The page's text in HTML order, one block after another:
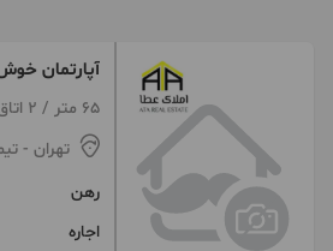
آپارتمان
65 متر / 2 اتاق / طبقه 2
تهران -
رهن
اجاره